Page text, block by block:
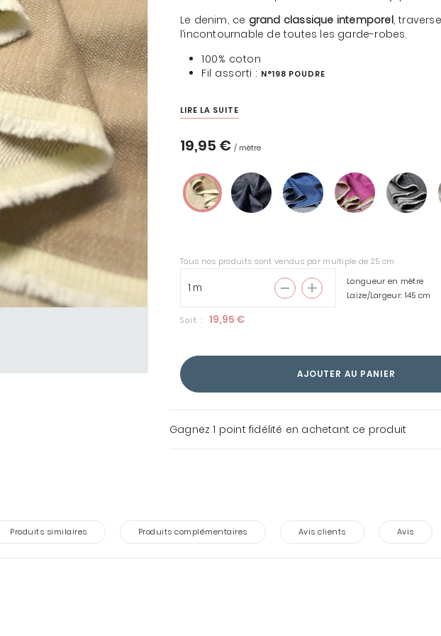
COUSETTE LOVES LIBERTY
TOUS LES TISSUS
LIBERTY
ENTOILAGES &
THERMOCOLLANTS
Le denim, ce grand classique intemporel,
l’incontournable de toutes les garde-robes.
100% coton
Fil assorti : N°198 POUDRE
LIRE LA SUITE
19,95 € / mètre
Tous nos produits sont vendus par multiple de 25 cm
Longueur en mètre
Laize/Largeur: 145 cm
Soit : 19,95 €
AJOUTER AU PANIER
Gagnez1 point fidélité en achetant ce produit
Produits similaires Produits complémentaires Avis clients Avis